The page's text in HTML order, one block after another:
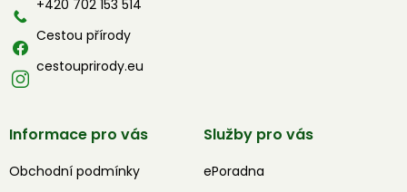
+420 702 153 514
Cestou přírody
cestouprirody.eu
Informace pro vás
Obchodní podmínky
Služby pro vás
ePoradna